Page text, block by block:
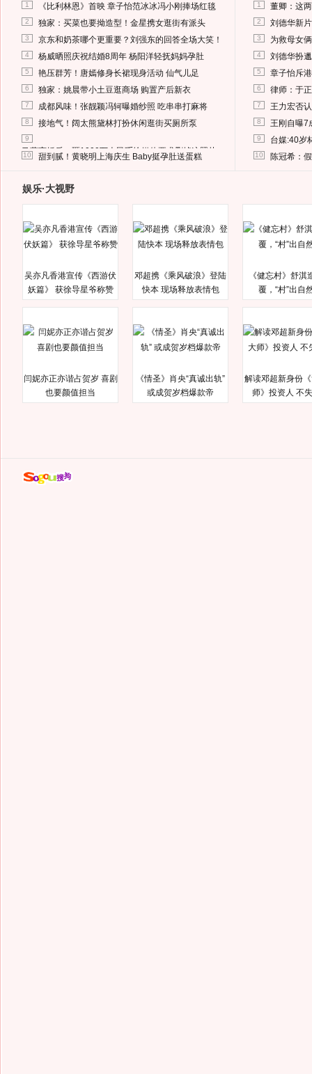
1 《比利林恩》首映 章子怡范冰冰冯小刚捧场红毯
2 独家：买菜也要拗造型！金星携女逛街有派头
3 京东和奶茶哪个更重要？刘强东的回答全场大笑！
4 杨威晒照庆祝结婚8周年 杨阳洋轻抚妈妈孕肚
5 艳压群芳！唐嫣修身长裙现身活动 仙气儿足
6 独家：姚晨带小土豆逛商场 购置产后新衣
7 成都风味！张靓颖冯轲曝婚纱照 吃串串打麻将
8 接地气！阔太熊黛林打扮休闲逛街买厕所泵
9
马蓉离婚后，砸1000万人民币给媒体要求删掉这照片
10 甜到腻！黄晓明上海庆生 Baby挺孕肚送蛋糕
1 董卿：这
2 刘德华新
3 为救母女
4 刘德华扮
5 章子怡斥
6 律师：于
7 王力宏否
8 王刚自曝7
9 台媒:40岁
10 陈冠希：
娱乐·大视野
吴亦凡香港宣传《西游伏
妖篇》 获徐导星爷称赞
邓超携《乘风破浪》登陆
快本 现场释放表情包
《健忘村》舒淇
覆，“村”出自
闫妮亦正亦谐占贺岁 喜剧
也要颜值担当
《情圣》肖央“真诚出轨”
或成贺岁档爆款帝
解读邓超新身份
师》投资人 不